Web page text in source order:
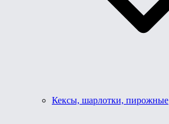
Кексы, шарлотки, пирожные